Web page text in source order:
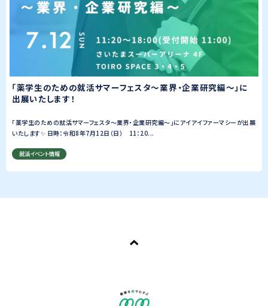
「薬学生のための就活サマーフェスタ～業界・企業研究編～」に
出展いたします！
「薬学生のための就活サマーフェスタ～業界・企業研究編～」にアイアイファーマシーが出展
いたします✨ 日時：令和8年7月12日（日） 11：20...
就活イベント情報